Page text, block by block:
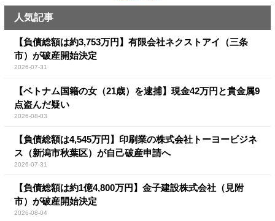
人気記事
【負債総額は約3,753万円】有限会社ネクストアイ（三条
市）が破産開始決定
2026-07-31
【ベトナム国籍の女（21歳）を逮捕】現金42万円と貴金属9
点盗んだ疑い
2026-08-03
【負債総額は4,545万円】印刷業の株式会社トーヨービジネ
ス（新潟市秋葉区）が自己破産申請へ
2026-07-31
【負債総額は約1億4,800万円】金子建設株式会社（見附
市）が破産開始決定
2026-08-04